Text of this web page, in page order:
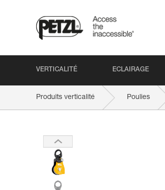
VERTICALITÉ ECLAIRAGE
Produits verticalité Poulies